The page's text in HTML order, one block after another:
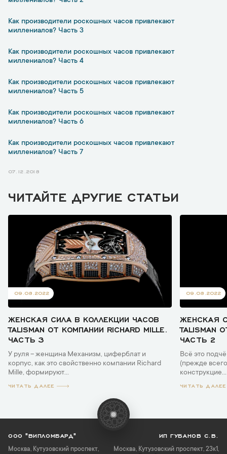
Как производители роскошных часов привлекают
миллениалов? Часть 3
Как производители роскошных часов привлекают
миллениалов? Часть 4
Как производители роскошных часов привлекают
миллениалов? Часть 5
Как производители роскошных часов привлекают
миллениалов? Часть 6
Как производители роскошных часов привлекают
миллениалов? Часть 7
07.12.2018
ЧИТАЙТЕ ДРУГИЕ СТАТЬИ
09.08.2022
ЖЕНСКАЯ СИЛА В КОЛЛЕКЦИИ ЧАСОВ
TALISMAN ОТ КОМПАНИИ RICHARD MILLE.
ЧАСТЬ 3
У руля – женщина Механизм, циферблат и
корпус, как это свойственно компании Richard
Mille, формируют...
ЧИТАТЬ ДАЛЕЕ
09.08.2022
ЖЕНСКАЯ
TALISMAN
ЧАСТЬ 2
Всё это
(прежде
конструкцие...
ЧИТАТЬ ДАЛЕЕ
ООО "ВИПЛОМБАРД"
Москва, Кутузовский проспект,
ИП ГУБАНОВ С.В.
Москва, Кутузовский проспект, 23к1,